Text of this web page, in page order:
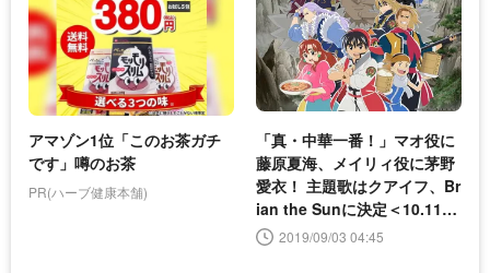
アマゾン1位「このお茶ガチ
です」噂のお茶
PR(ハーブ健康本舗)
「真・中華一番！」マオ役に
藤原夏海、メイリィ役に茅野
愛衣！ 主題歌はクアイフ、Br
ian the Sunに決定＜10.11ス
タート＞
2019/09/03 04:45